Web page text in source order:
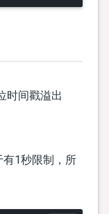
时间戳溢出
1秒限制，所